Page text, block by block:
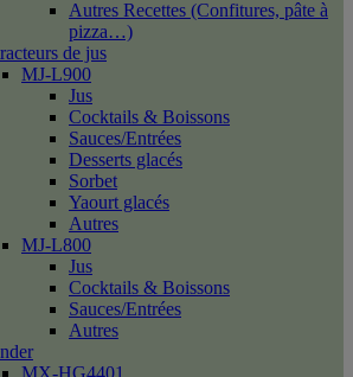
Autres Recettes (Confitures, pâte à
pizza…)
de jus
MJ-L900
Jus
Cocktails & Boissons
Sauces/Entrées
Desserts glacés
Sorbet
Yaourt glacés
Autres
MJ-L800
Jus
Cocktails & Boissons
Sauces/Entrées
Autres
MX-HG4401